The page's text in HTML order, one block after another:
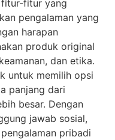
fitur-fitur yang
pengalaman yang
harapan
produk original
dan etika.
untuk memilih opsi
panjang dari
besar. Dengan
jawab sosial,
pribadi